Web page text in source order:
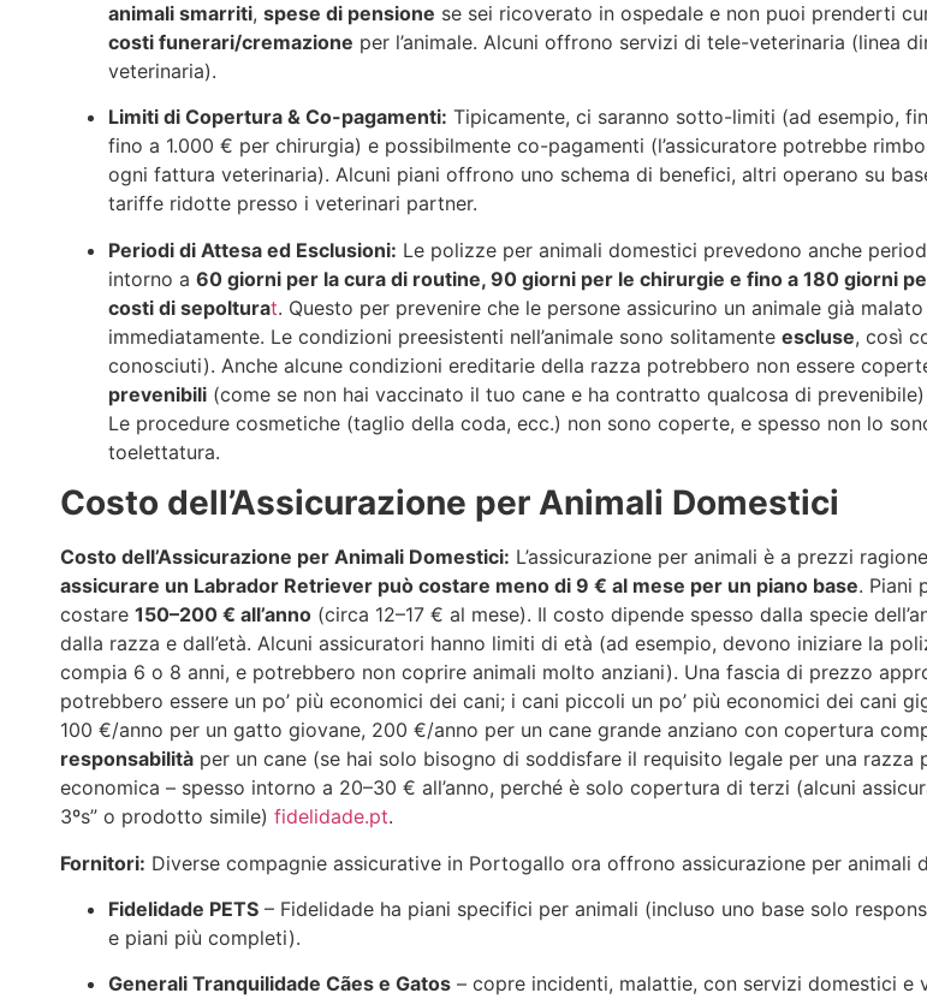
animali smarriti, spese di pensione se sei ricoverato in ospedale e non puoi prenderti
costi funerari/cremazione per l’animale. Alcuni offrono servizi di tele-veterinaria (linea
veterinaria).
Limiti di Copertura & Co-pagamenti: Tipicamente, ci saranno sotto-limiti (ad esempio,
fino a 1.000 € per chirurgia) e possibilmente co-pagamenti (l’assicuratore potrebbe
ogni fattura veterinaria). Alcuni piani offrono uno schema di benefici, altri operano su
tariffe ridotte presso i veterinari partner.
Periodi di Attesa ed Esclusioni: Le polizze per animali domestici prevedono anche
intorno a 60 giorni per la cura di routine, 90 giorni per le chirurgie e fino a 180 giorni
costi di sepolturat. Questo per prevenire che le persone assicurino un animale già
immediatamente. Le condizioni preesistenti nell’animale sono solitamente escluse, così
conosciuti)​. Anche alcune condizioni ereditarie della razza potrebbero non essere
prevenibili (come se non hai vaccinato il tuo cane e ha contratto qualcosa di
Le procedure cosmetiche (taglio della coda, ecc.) non sono coperte, e spesso non lo
toelettatura​.
Costo dell’Assicurazione per Animali Domestici
Costo dell’Assicurazione per Animali Domestici: L’assicurazione per animali è a prezzi
assicurare un Labrador Retriever può costare meno di 9 € al mese per un piano base. Piani
costare 150–200 € all’anno (circa 12–17 € al mese)​. Il costo dipende spesso dalla specie
dalla razza e dall’età. Alcuni assicuratori hanno limiti di età (ad esempio, devono iniziare la
compia 6 o 8 anni, e potrebbero non coprire animali molto anziani). Una fascia di prezzo
potrebbero essere un po’ più economici dei cani; i cani piccoli un po’ più economici dei cani
100 €/anno per un gatto giovane, 200 €/anno per un cane grande anziano con copertura
responsabilità per un cane (se hai solo bisogno di soddisfare il requisito legale per una razza
economica – spesso intorno a 20–30 € all’anno, perché è solo copertura di terzi (alcuni
3ºs” o prodotto simile)​ fidelidade.pt.
Fornitori: Diverse compagnie assicurative in Portogallo ora offrono assicurazione per animali
Fidelidade PETS – Fidelidade ha piani specifici per animali (incluso uno base solo
e piani più completi)​.
Generali Tranquilidade Cães e Gatos – copre incidenti, malattie, con servizi domestici e